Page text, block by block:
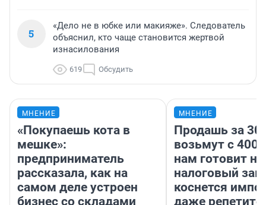
5
«Дело не в юбке или макияже». Следователь
объяснил, кто чаще становится жертвой
изнасилования
619 Обсудить
МНЕНИЕ
«Покупаешь кота в
мешке»:
предприниматель
рассказала, как на
самом деле устроен
бизнес со складами
МНЕНИЕ
Продашь за
возьмут с
нам готовит
налоговый
коснется
даже